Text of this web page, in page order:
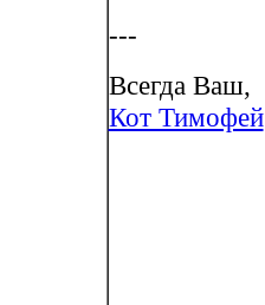
---
Всегда Ваш,
Кот Тимофей